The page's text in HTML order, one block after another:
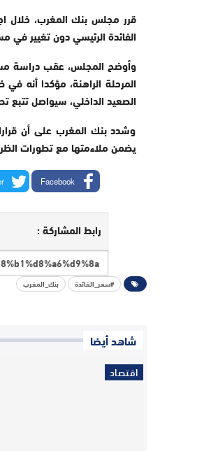
الفائدة الرئيسي دون تغيير في مستوى 2,25
وأوضح المجلس، عقب دراسة
المرحلة الراهنة، مؤكدا أنه
الصعيد الداخلي، سيواصل تتبع
وشدد بنك المغرب على أن
يضمن ملاءمتها مع تطورات
Facebook
رابط المشاركة :
#سعر_الفائدة بنك_المغرب
شاهد أيضا
اقتصاد